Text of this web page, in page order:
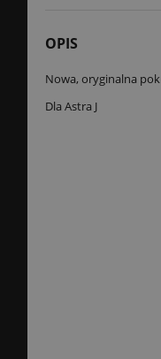
OPIS
Nowa, oryginalna
Dla Astra J